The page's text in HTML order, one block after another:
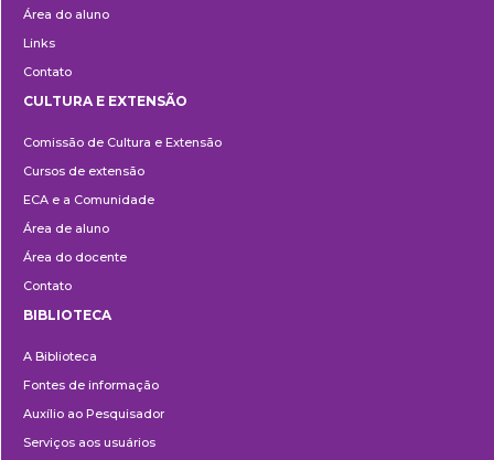
Área do aluno
Links
Contato
e
Extensão
CULTURA E EXTENSÃO
Comissão de Cultura e Extensão
Cursos de extensão
ECA e a Comunidade
Área de aluno
Área do docente
Contato
BIBLIOTECA
A Biblioteca
Fontes de informação
Auxílio ao Pesquisador
Serviços aos usuários